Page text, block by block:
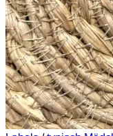
Es befinden
Zurück zum